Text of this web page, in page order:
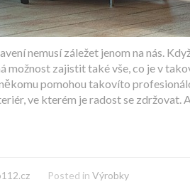
nemusí záležet jenom na nás.
možnost zajistit také vše, co je v
pomohou takovíto
ve kterém je radost se zdržovat.
Posted in Výrobky